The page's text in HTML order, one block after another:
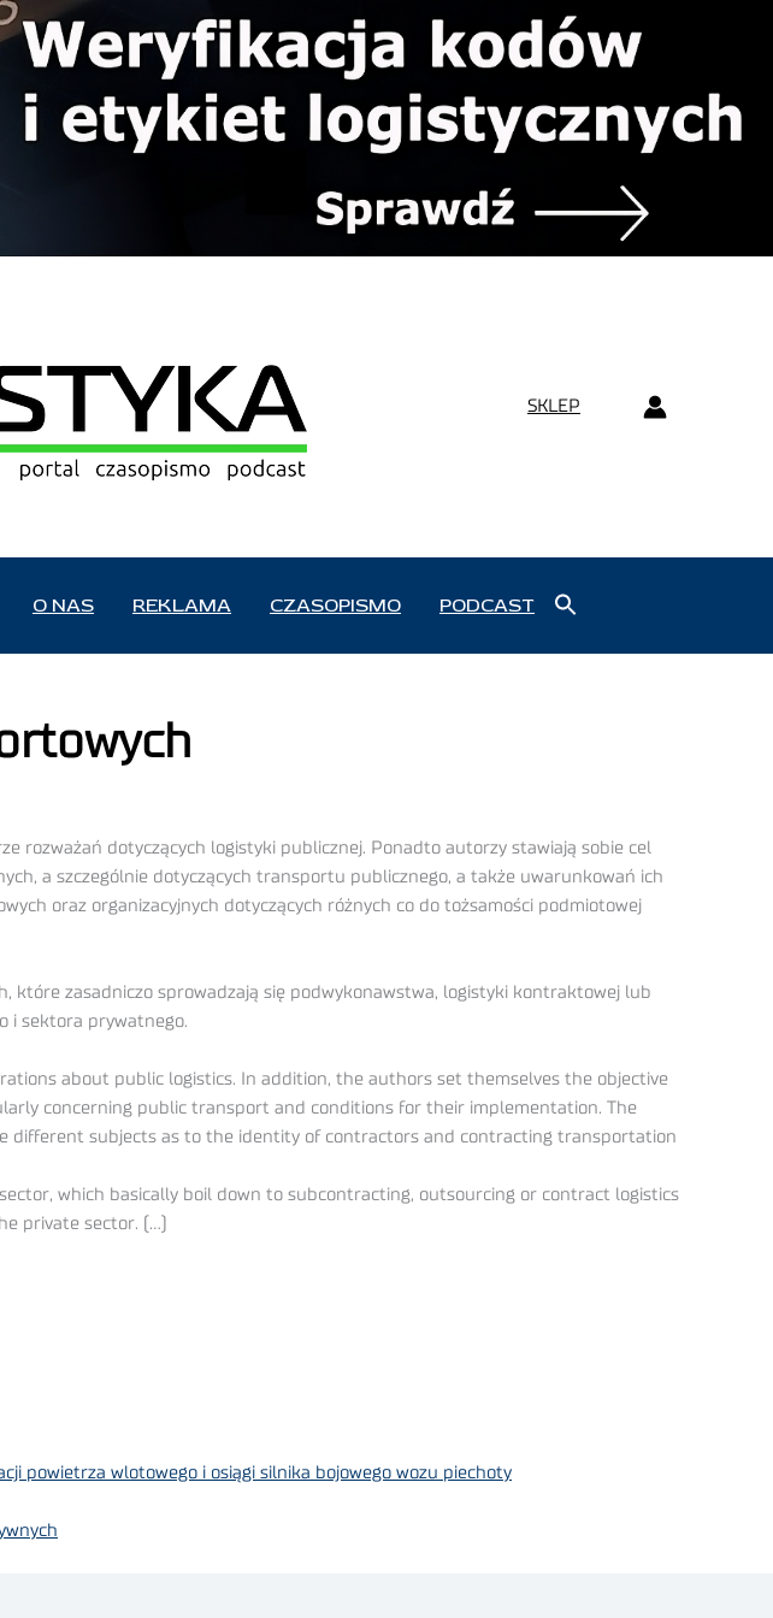
SKLEP
O NAS REKLAMA CZASOPISMO PODCAST
rozważań dotyczących logistyki publicznej. Ponadto autorzy stawiają sobie cel
a szczególnie dotyczących transportu publicznego, a także uwarunkowań ich
oraz organizacyjnych dotyczących różnych co do tożsamości podmiotowej
które zasadniczo sprowadzają się podwykonawstwa, logistyki kontraktowej lub
i sektora prywatnego.
about public logistics. In addition, the authors set themselves the objective
concerning public transport and conditions for their implementation. The
different subjects as to the identity of contractors and contracting transportation
which basically boil down to subcontracting, outsourcing or contract logistics
private sector. (…)
powietrza wlotowego i osiągi silnika bojowego wozu piechoty